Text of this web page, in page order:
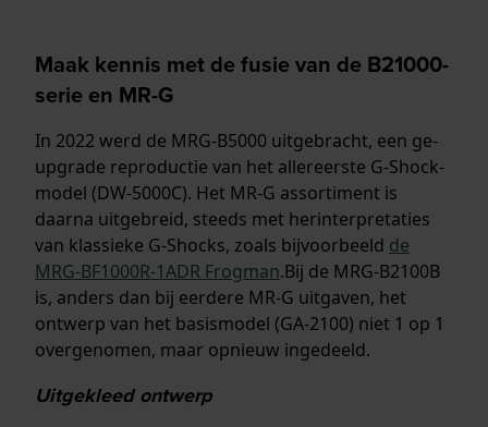
Maak kennis met de fusie van de B21000-
serie en MR-G
In 2022 werd de MRG-B5000 uitgebracht, een ge-
upgrade reproductie van het allereerste G-Shock-
model (DW-5000C). Het MR-G assortiment is
daarna uitgebreid, steeds met herinterpretaties
van klassieke G-Shocks, zoals bijvoorbeeld de
MRG-BF1000R-1ADR Frogman.Bij de MRG-B2100B
is, anders dan bij eerdere MR-G uitgaven, het
ontwerp van het basismodel (GA-2100) niet 1 op 1
overgenomen, maar opnieuw ingedeeld.
Uitgekleed ontwerp